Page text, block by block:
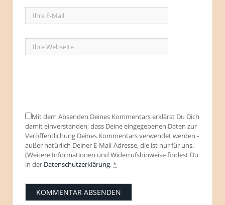
Mit dem Absenden Deines Kommentars erklärst Du Dich
damit einverstanden, dass Deine eingegebenen Daten zur
Veröffentlichung Deines Kommentars verwendet werden -
außer natürlich Deiner E-Mail-Adresse, die ist nur für uns.
(Weitere Informationen und Widerrufshinweise findest Du
in der Datenschutzerklärung.*